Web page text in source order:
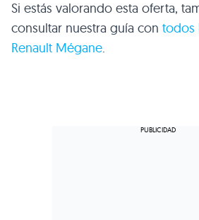
Si estás valorando esta oferta,
consultar nuestra guía con todos
Renault Mégane